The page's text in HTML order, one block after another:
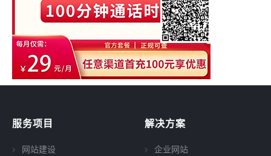
服务项目
网站建设
解决方案
企业网站